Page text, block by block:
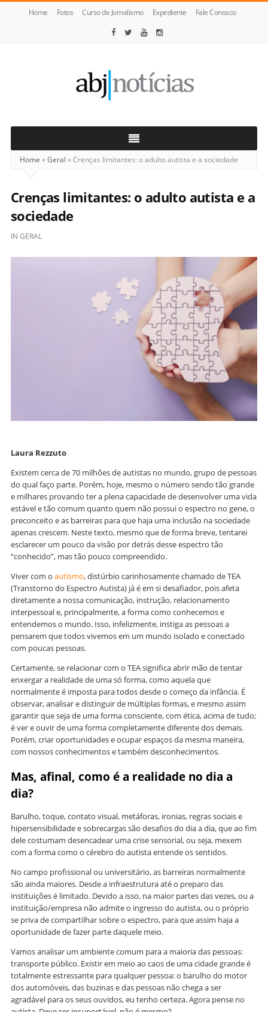
Home Fotos Curso de Jornalismo Expediente Fale Conosco
Notícias
Home »Geral »Crenças limitantes: o adulto autista e a sociedade
Crenças limitantes: o adulto autista e a
sociedade
IN GERAL
Laura Rezzuto
Existem cerca de 70 milhões de autistas no mundo, grupo de pessoas
do qual faço parte. Porém, hoje, mesmo o número sendo tão grande
e milhares provando ter a plena capacidade de desenvolver uma vida
estável e tão comum quanto quem não possui o espectro no gene, o
preconceito e as barreiras para que haja uma inclusão na sociedade
apenas crescem. Neste texto, mesmo que de forma breve, tentarei
esclarecer um pouco da visão por detrás desse espectro tão
“conhecido”, mas tão pouco compreendido.
Viver com o autismo, distúrbio carinhosamente chamado de TEA
(Transtorno do Espectro Autista) já é em si desafiador, pois afeta
diretamente a nossa comunicação, instrução, relacionamento
interpessoal e, principalmente, a forma como conhecemos e
entendemos o mundo. Isso, infelizmente, instiga as pessoas a
pensarem que todos vivemos em um mundo isolado e conectado
com poucas pessoas.
Certamente, se relacionar com o TEA significa abrir mão de tentar
enxergar a realidade de uma só forma, como aquela que
normalmente é imposta para todos desde o começo da infância. É
observar, analisar e distinguir de múltiplas formas, e mesmo assim
garantir que seja de uma forma consciente, com ética, acima de tudo;
é ver e ouvir de uma forma completamente diferente dos demais.
Porém, criar oportunidades e ocupar espaços da mesma maneira,
com nossos conhecimentos e também desconhecimentos.
Mas, afinal, como é a realidade no dia a
dia?
Barulho, toque, contato visual, metáforas, ironias, regras sociais e
hipersensibilidade e sobrecargas são desafios do dia a dia, que ao fim
dele costumam desencadear uma crise sensorial, ou seja, mexem
com a forma como o cérebro do autista entende os sentidos.
No campo profissional ou universitário, as barreiras normalmente
são ainda maiores. Desde a infraestrutura até o preparo das
instituições é limitado. Devido a isso, na maior partes das vezes, ou a
instituição/empresa não admite o ingresso do autista, ou o próprio
se priva de compartilhar sobre o espectro, para que assim haja a
oportunidade de fazer parte daquele meio.
Vamos analisar um ambiente comum para a maioria das pessoas:
transporte público. Existir em meio ao caos de uma cidade grande é
totalmente estressante para qualquer pessoa: o barulho do motor
dos automóveis, das buzinas e das pessoas não chega a ser
agradável para os seus ouvidos, eu tenho certeza. Agora pense no